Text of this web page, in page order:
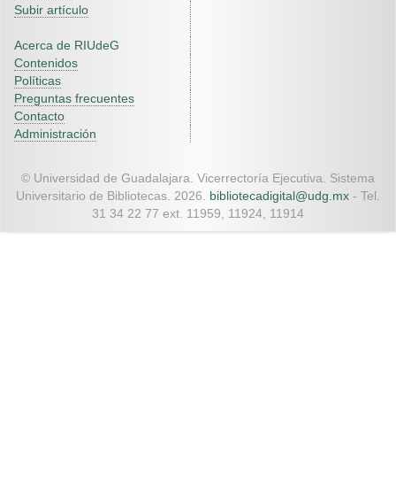
Subir artículo
Acerca de RIUdeG
Contenidos
Políticas
Preguntas frecuentes
Contacto
Administración
© Universidad de Guadalajara. Vicerrectoría Ejecutiva. Sistema
Universitario de Bibliotecas. 2026. bibliotecadigital@udg.mx - Tel.
31 34 22 77 ext. 11959, 11924, 11914